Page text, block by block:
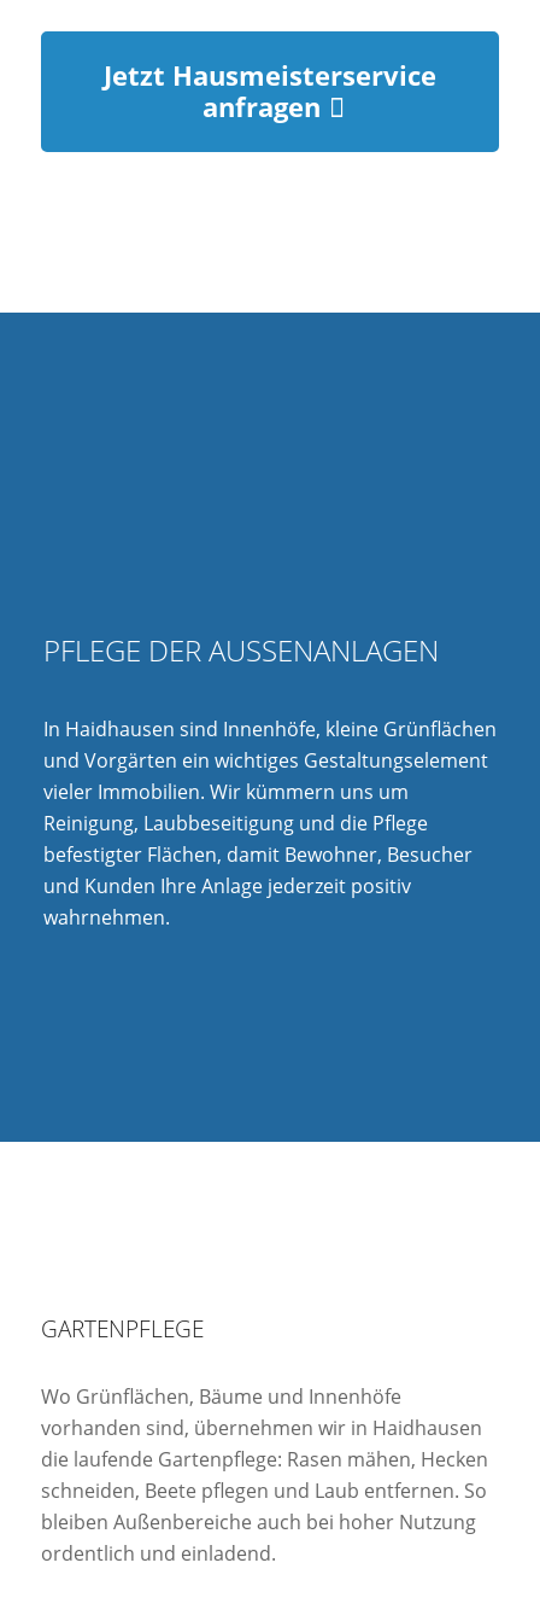
Jetzt Hausmeisterservice
anfragen
PFLEGE DER AUSSENANLAGEN
In Haidhausen sind Innenhöfe, kleine Grünflächen
und Vorgärten ein wichtiges Gestaltungselement
vieler Immobilien. Wir kümmern uns um
Reinigung, Laubbeseitigung und die Pflege
befestigter Flächen, damit Bewohner, Besucher
und Kunden Ihre Anlage jederzeit positiv
wahrnehmen.
GARTENPFLEGE
Wo Grünflächen, Bäume und Innenhöfe
vorhanden sind, übernehmen wir in Haidhausen
die laufende Gartenpflege: Rasen mähen, Hecken
schneiden, Beete pflegen und Laub entfernen. So
bleiben Außenbereiche auch bei hoher Nutzung
ordentlich und einladend.